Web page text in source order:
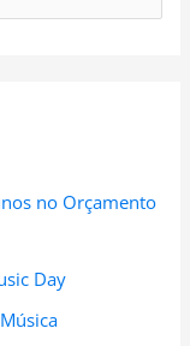
no Orçamento
Day